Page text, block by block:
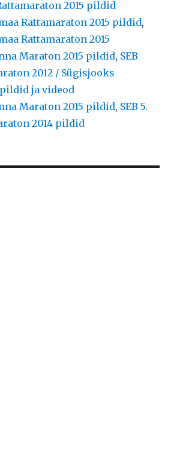
2015 pildid
Rattamaraton 2015 pildid,
Rattamaraton 2015
Maraton 2015 pildid, SEB
2012 / Sügisjooks
ja videod
Maraton 2015 pildid, SEB 5.
2014 pildid